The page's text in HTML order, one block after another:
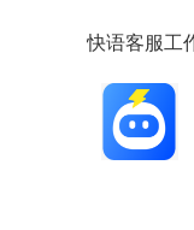
快语客服工